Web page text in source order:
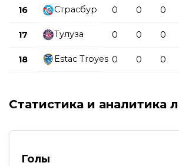
16 Страсбур 0 0 0
17 Тулуза 0 0 0
18 Estac Troyes 0 0 0
Статистика и аналитика
Голы